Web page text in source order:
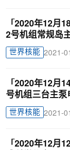
「2020年12月
2号机组常规岛
世界核能 2021-
「2020年12月
号机组三台主
世界核能 2021-
「2020年12月